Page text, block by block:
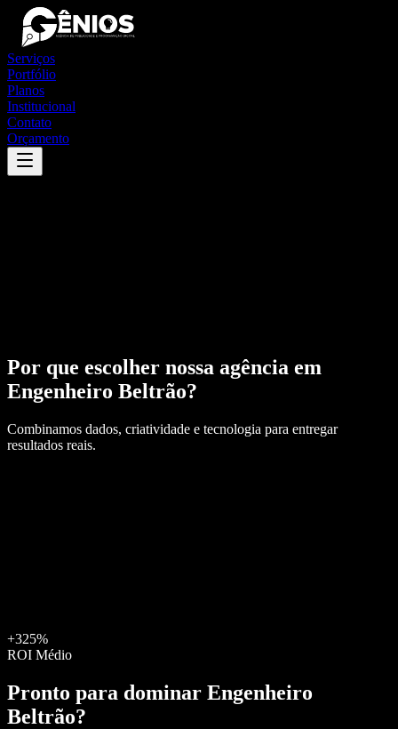
Serviços
Portfólio
Planos
Institucional
Contato
Orçamento
Por que escolher nossa agência em
Engenheiro Beltrão?
Combinamos dados, criatividade e tecnologia para entregar
resultados reais.
+325%
ROI Médio
Pronto para dominar Engenheiro
Beltrão?